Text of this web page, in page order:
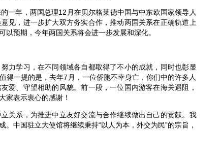
年，两国总理12月在贝尔格莱德中国与中东欧国家领导人
见，进一步扩大双方务实合作，推动两国关系在正确轨道上
预期，今年两国关系将会进一步发展和深化。
学习，在不同领域各自都取得了不小的成就，同时也彰显
得一提的是，去年7月，一位侨胞不幸身亡，你们中的许多人
爱、守望相助的风貌。前一段，一位国内游客在海关遇阻，
家表示衷心的感谢！
系，为推进中立友好交流与合作继续做出自己的贡献。我
中国驻立大使馆将继续秉持“以人为本，外交为民”的宗旨，